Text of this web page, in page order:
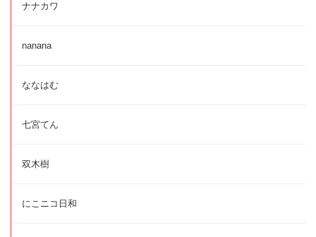
ナナカワ
nanana
ななはむ
七宮てん
双木樹
にこニコ日和